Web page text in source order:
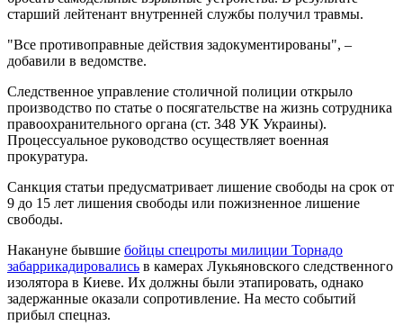
старший лейтенант внутренней службы получил травмы.
"Все противоправные действия задокументированы", –
добавили в ведомстве.
Следственное управление столичной полиции открыло
производство по статье о посягательстве на жизнь сотрудника
правоохранительного органа (ст. 348 УК Украины).
Процессуальное руководство осуществляет военная
прокуратура.
Санкция статьи предусматривает лишение свободы на срок от
9 до 15 лет лишения свободы или пожизненное лишение
свободы.
Накануне бывшие бойцы спецроты милиции Торнадо
забаррикадировались в камерах Лукьяновского следственного
изолятора в Киеве. Их должны были этапировать, однако
задержанные оказали сопротивление. На место событий
прибыл спецназ.